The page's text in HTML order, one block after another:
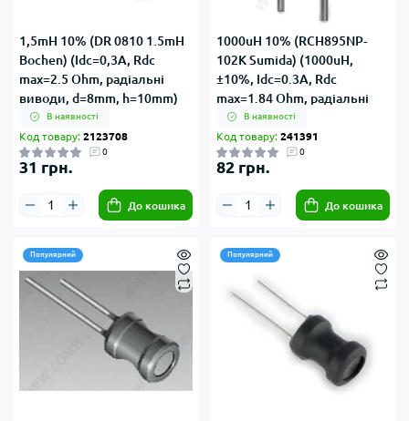
1,5mH 10% (DR 0810 1.5mH
Bochen) (Idc=0,3А, Rdc
max=2.5 Ohm, радіальні
виводи, d=8mm, h=10mm)
В наявності
Код товару: 2123708
0
31 грн.
До кошика
1000uH 10% (RCH895NP-
102K Sumida) (1000uH,
±10%, Idc=0.3А, Rdc
max=1.84 Ohm, радіальні
виводи, d=8.3mm, h=9.5mm)
В наявності
Код товару: 241391
0
82 грн.
До кошика
Популярний Популярний